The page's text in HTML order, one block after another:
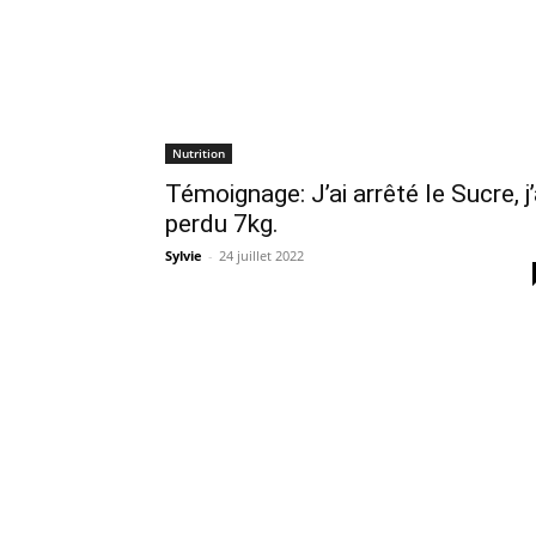
Nutrition
Témoignage: J’ai arrêté le Sucre,
perdu 7kg.
Sylvie - 24 juillet 2022